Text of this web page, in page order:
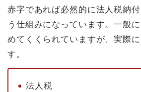
赤字であれば必然的に法人税納
う仕組みになっています。一般
めてくくられていますが、実際
す。
法人税